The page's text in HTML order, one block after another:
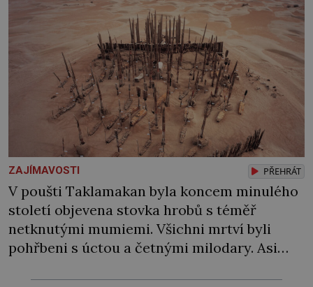
ZAJÍMAVOSTI PŘEHRÁT
V poušti Taklamakan byla koncem minulého
století objevena stovka hrobů s téměř
netknutými mumiemi. Všichni mrtví byli
pohřbeni s úctou a četnými milodary. Asi